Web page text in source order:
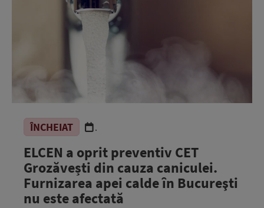
ÎNCHEIAT .
ELCEN a oprit preventiv CET
Grozăvești din cauza caniculei.
Furnizarea apei calde în Bucureşti
nu este afectată